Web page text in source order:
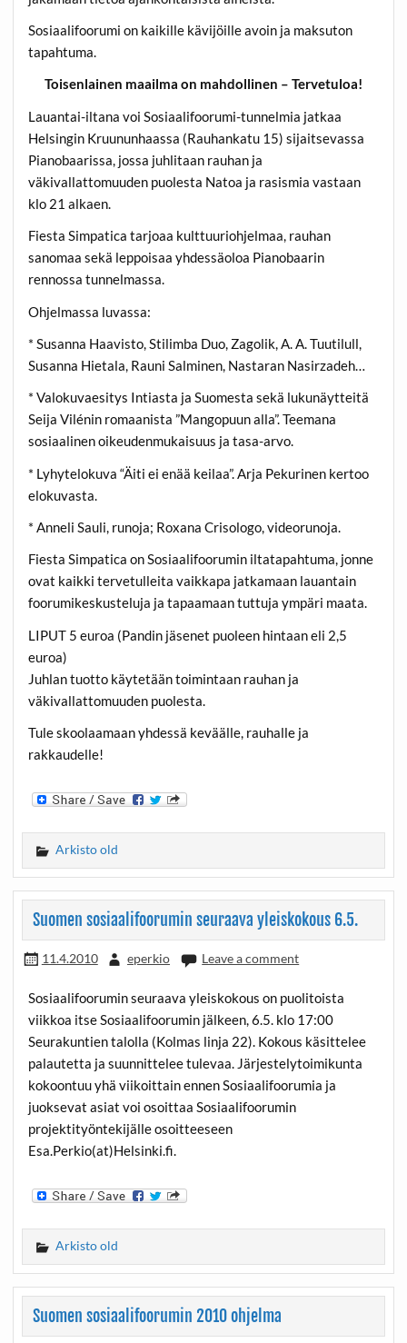
Sosiaalifoorumi on kaikille kävijöille avoin ja maksuton
tapahtuma.
Toisenlainen maailma on mahdollinen – Tervetuloa!
Lauantai-iltana voi Sosiaalifoorumi-tunnelmia jatkaa
Helsingin Kruununhaassa (Rauhankatu 15) sijaitsevassa
Pianobaarissa, jossa juhlitaan rauhan ja
väkivallattomuuden puolesta Natoa ja rasismia vastaan
klo 21 alkaen.
Fiesta Simpatica tarjoaa kulttuuriohjelmaa, rauhan
sanomaa sekä leppoisaa yhdessäoloa Pianobaarin
rennossa tunnelmassa.
Ohjelmassa luvassa:
* Susanna Haavisto, Stilimba Duo, Zagolik, A. A. Tuutilull,
Susanna Hietala, Rauni Salminen, Nastaran Nasirzadeh…
* Valokuvaesitys Intiasta ja Suomesta sekä lukunäytteitä
Seija Vilénin romaanista ”Mangopuun alla”. Teemana
sosiaalinen oikeudenmukaisuus ja tasa-arvo.
* Lyhytelokuva “Äiti ei enää keilaa”. Arja Pekurinen kertoo
elokuvasta.
* Anneli Sauli, runoja; Roxana Crisologo, videorunoja.
Fiesta Simpatica on Sosiaalifoorumin iltatapahtuma, jonne
ovat kaikki tervetulleita vaikkapa jatkamaan lauantain
foorumikeskusteluja ja tapaamaan tuttuja ympäri maata.
LIPUT 5 euroa (Pandin jäsenet puoleen hintaan eli 2,5
euroa)
Juhlan tuotto käytetään toimintaan rauhan ja
väkivallattomuuden puolesta.
Tule skoolaamaan yhdessä keväälle, rauhalle ja
rakkaudelle!
Arkisto old
Suomen sosiaalifoorumin seuraava yleiskokous 6.5.
11.4.2010 eperkio Leave a comment
Sosiaalifoorumin seuraava yleiskokous on puolitoista
viikkoa itse Sosiaalifoorumin jälkeen, 6.5. klo 17:00
Seurakuntien talolla (Kolmas linja 22). Kokous käsittelee
palautetta ja suunnittelee tulevaa. Järjestelytoimikunta
kokoontuu yhä viikoittain ennen Sosiaalifoorumia ja
juoksevat asiat voi osoittaa Sosiaalifoorumin
projektityöntekijälle osoitteeseen
Esa.Perkio(at)Helsinki.fi.
Arkisto old
Suomen sosiaalifoorumin 2010 ohjelma